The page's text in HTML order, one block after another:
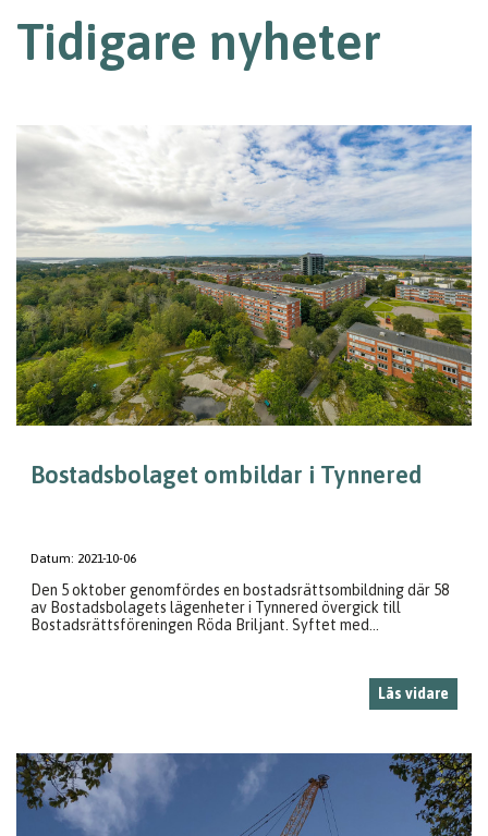
Tidigare nyheter
Bostadsbolaget ombildar i Tynnered
Datum: 2021-10-06
Den 5 oktober genomfördes en bostadsrättsombildning där 58
av Bostadsbolagets lägenheter i Tynnered övergick till
Bostadsrättsföreningen Röda Briljant. Syftet med...
Läs vidare